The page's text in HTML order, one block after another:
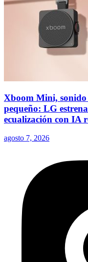
Xboom Mini,
pequeño: LG
ecualización con IA
agosto 7, 2026